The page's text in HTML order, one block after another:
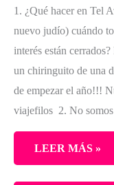
1. ¿Qué hacer en Tel
nuevo judío) cuándo
interés están
un chiringuito de una
de empezar el año!!!
viajefilos 2. No somos
LEER MÁS »